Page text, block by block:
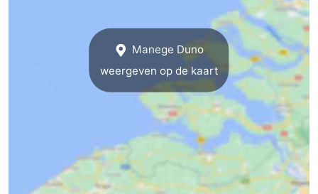
Forum
Manege Duno
weergeven op de kaart